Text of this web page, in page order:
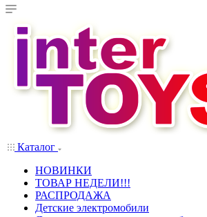
Каталог
НОВИНКИ
ТОВАР НЕДЕЛИ!!!
РАСПРОДАЖА
Детские электромобили